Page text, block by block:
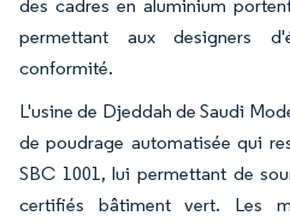
des cadres en aluminium
permettant aux designers
conformité.
L'usine de Djeddah de Saudi
de poudrage automatisée qui
SBC 1001, lui permettant de
certifiés bâtiment vert. Les